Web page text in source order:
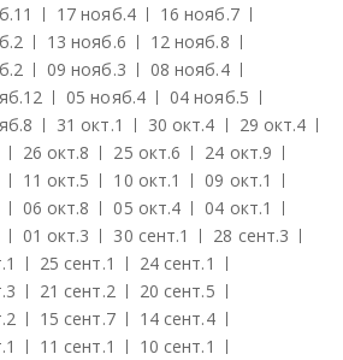
11 17 нояб.4 16 нояб.7
2 13 нояб.6 12 нояб.8
2 09 нояб.3 08 нояб.4
12 05 нояб.4 04 нояб.5
8 31 окт.1 30 окт.4 29 окт.4
26 окт.8 25 окт.6 24 окт.9
11 окт.5 10 окт.1 09 окт.1
06 окт.8 05 окт.4 04 окт.1
01 окт.3 30 сент.1 28 сент.3
1 25 сент.1 24 сент.1
3 21 сент.2 20 сент.5
2 15 сент.7 14 сент.4
1 11 сент.1 10 сент.1